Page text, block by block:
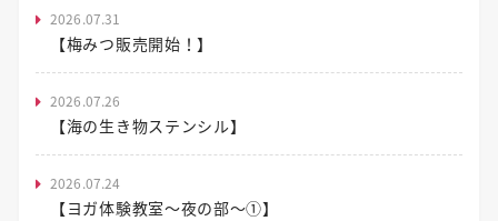
2026.07.31
【梅みつ販売開始！】
2026.07.26
【海の生き物ステンシル】
2026.07.24
【ヨガ体験教室～夜の部～①】